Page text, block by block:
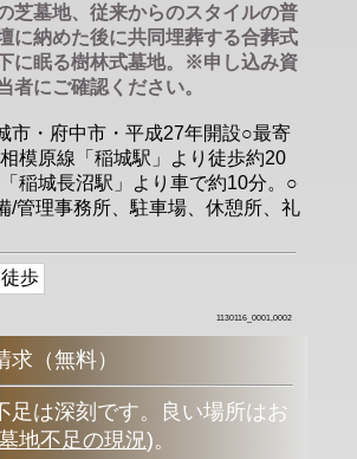
芝墓地、従来からのスタイルの普
に納めた後に共同埋葬する合葬式
に眠る樹林式墓地。※申し込み資
者にご確認ください。
市・府中市・平成27年開設○最寄
模原線「稲城駅」より徒歩約20
稲城長沼駅」より車で約10分。○
/管理事務所、駐車場、休憩所、礼
歩
1130116_0001,0002
（無料）
は深刻です。良い場所はお
地不足の現況)。